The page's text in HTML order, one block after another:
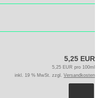
5,25 EUR
5,25 EUR pro 100ml
inkl. 19 % MwSt. zzgl. Versandkosten